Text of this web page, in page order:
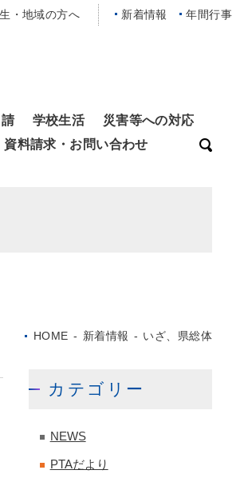
・地域の方へ 新着情報 年間行事
学校生活
災害等への対応
資料請求・お問い合わせ
HOME - 新着情報 - いざ、県総体
カテゴリー
NEWS
PTAだより